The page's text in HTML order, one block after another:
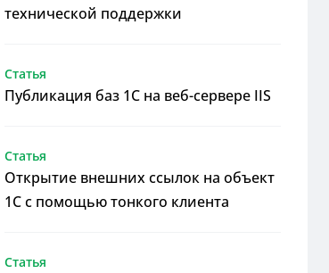
технической поддержки
Статья
Публикация баз 1С на веб-сервере IIS
Статья
Открытие внешних ссылок на объект
1С с помощью тонкого клиента
Статья